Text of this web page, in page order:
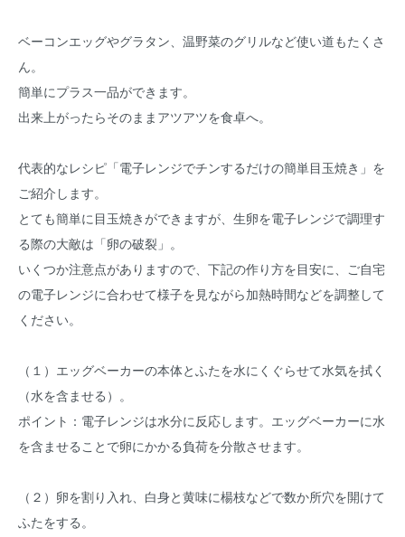
ベーコンエッグやグラタン、温野菜のグリルなど使い道もたくさ
ん。
簡単にプラス一品ができます。
出来上がったらそのままアツアツを食卓へ。
代表的なレシピ「電子レンジでチンするだけの簡単目玉焼き」を
ご紹介します。
とても簡単に目玉焼きができますが、生卵を電子レンジで調理す
る際の大敵は「卵の破裂」。
いくつか注意点がありますので、下記の作り方を目安に、ご自宅
の電子レンジに合わせて様子を見ながら加熱時間などを調整して
ください。
（１）エッグベーカーの本体とふたを水にくぐらせて水気を拭く
（水を含ませる）。
ポイント：電子レンジは水分に反応します。エッグベーカーに水
を含ませることで卵にかかる負荷を分散させます。
（２）卵を割り入れ、白身と黄味に楊枝などで数か所穴を開けて
ふたをする。